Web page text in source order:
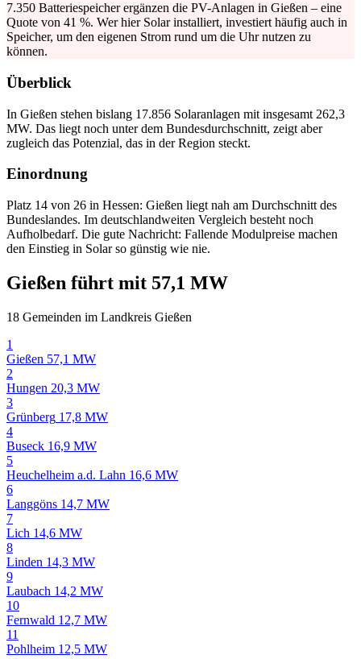
7.350 Batteriespeicher ergänzen die PV-Anlagen in Gießen – eine
Quote von 41 %. Wer hier Solar installiert, investiert häufig auch in
Speicher, um den eigenen Strom rund um die Uhr nutzen zu
können.
Überblick
In Gießen stehen bislang 17.856 Solaranlagen mit insgesamt 262,3
MW. Das liegt noch unter dem Bundesdurchschnitt, zeigt aber
zugleich das Potenzial, das in der Region steckt.
Einordnung
Platz 14 von 26 in Hessen: Gießen liegt nah am Durchschnitt des
Bundeslandes. Im deutschlandweiten Vergleich besteht noch
Aufholbedarf. Die gute Nachricht: Fallende Modulpreise machen
den Einstieg in Solar so günstig wie nie.
Gießen führt mit 57,1 MW
18 Gemeinden im Landkreis Gießen
1
Gießen 57,1 MW
2
Hungen 20,3 MW
3
Grünberg 17,8 MW
4
Buseck 16,9 MW
5
Heuchelheim a.d. Lahn 16,6 MW
6
Langgöns 14,7 MW
7
Lich 14,6 MW
8
Linden 14,3 MW
9
Laubach 14,2 MW
10
Fernwald 12,7 MW
11
Pohlheim 12,5 MW